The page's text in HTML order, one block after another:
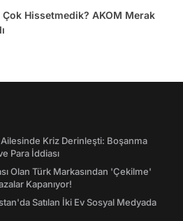
Çok Hissetmedik? AKOM Merak
Kriz Derinleşti: Boşanma
Para İddiası
Olan Türk Markasından 'Çekilme'
Kapanıyor!
Satılan İki Ev Sosyal Medyada